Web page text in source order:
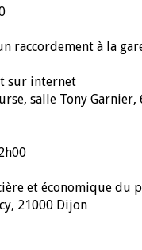
raccordement à la
sur internet
salle Tony Garnier,
et économique du
21000 Dijon